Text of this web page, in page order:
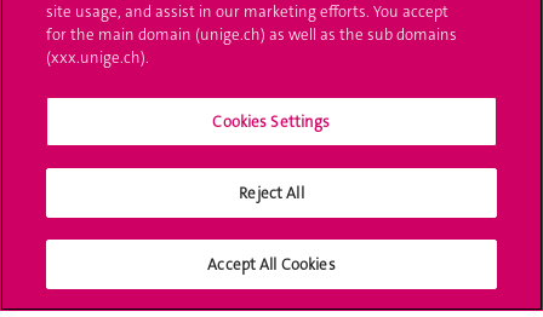
Médias
Offres d'emploi
Calendrier académique
Médias sociaux UNIGE
site usage, and assist in our marketing efforts. You accept
for the main domain (unige.ch) as well as the sub domains
(xxx.unige.ch).
Cookies Settings
Reject All
Accept All Cookies